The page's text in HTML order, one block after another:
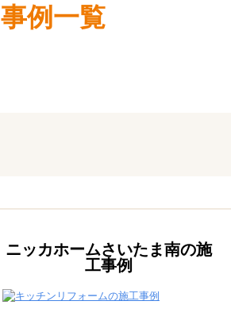
事例一覧
ニッカホームさいたま南の施
工事例